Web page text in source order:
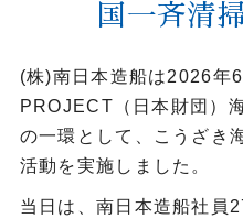
国一斉清
(株)南日本造船は2026年
PROJECT（日本財団）
の一環として、こうざき
活動を実施しました。
当日は、南日本造船社員